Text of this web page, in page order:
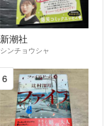
新潮社
シンチョウシャ
6